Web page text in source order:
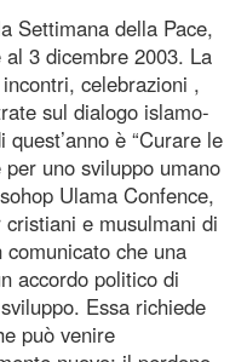
Settimana della Pace,
3 dicembre 2003. La
celebrazioni ,
sul dialogo islamo-
è “Curare le
uno sviluppo umano
Ulama Confence,
e musulmani di
che una
accordo politico di
Essa richiede
può venire